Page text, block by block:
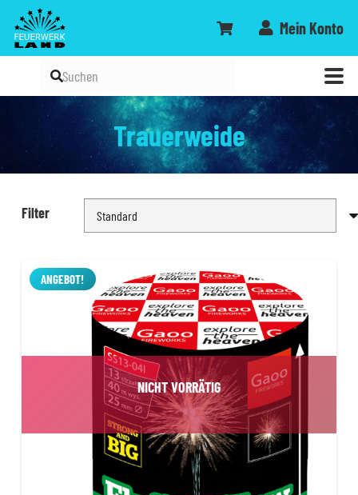
Mein Konto
Trauerweide
Filter
ANGEBOT!
NICHT VORRÄTIG